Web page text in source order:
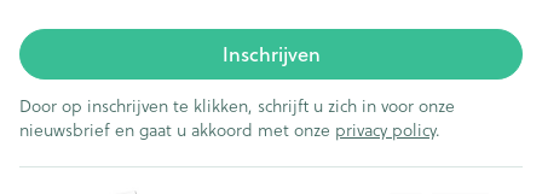
Inschrijven
Door op inschrijven te klikken, schrijft u zich in voor onze
nieuwsbrief en gaat u akkoord met onze privacy policy.